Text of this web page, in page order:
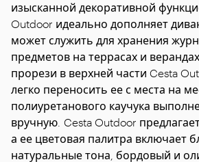
изысканной декоративной
Outdoor идеально дополняет
может служить для хранения
предметов на террасах и
прорези в верхней части Cesta
легко переносить ее с места на
полиуретанового каучука
вручную. Cesta Outdoor
а ее цветовая палитра включает
натуральные тона, бордовый и